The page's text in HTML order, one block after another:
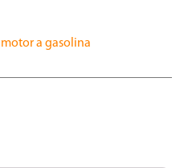
a gasolina